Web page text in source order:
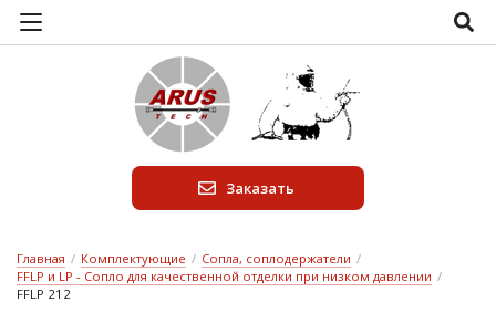
Заказать
Главная / Комплектующие / Сопла, соплодержатели /
FFLP и LP - Сопло для качественной отделки при низком давлении /
FFLP 212